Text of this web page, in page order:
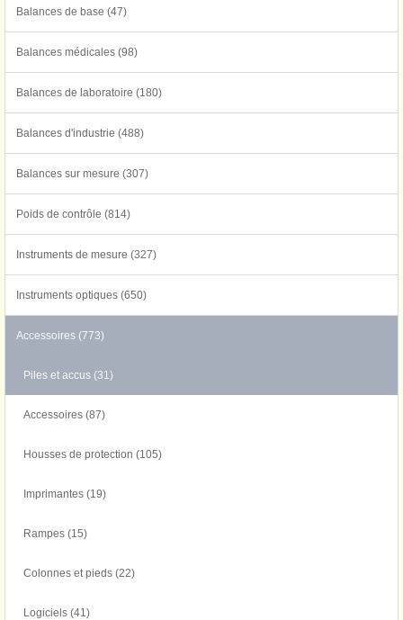
Balances de base (47)
Balances médicales (98)
Balances de laboratoire (180)
Balances d'industrie (488)
Balances sur mesure (307)
Poids de contrôle (814)
Instruments de mesure (327)
Instruments optiques (650)
Accessoires (773)
Piles et accus (31)
Accessoires (87)
Housses de protection (105)
Imprimantes (19)
Rampes (15)
Colonnes et pieds (22)
Logiciels (41)